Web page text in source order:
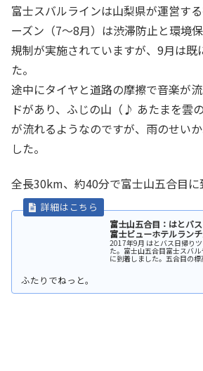
富士スバルラインは山梨県が運営す
ーズン（7〜8月）は渋滞防止と環境
規制が実施されていますが、9月は既
た。
途中にタイヤと道路の摩擦で音楽が
ドがあり、ふじの山（♪ あたまを雲
が流れるようなのですが、雨のせい
した。
全長30km、約40分で富士山五合目に
富士山五合目：はとバ
富士ビューホテルランチ
2017年9月 はとバス日帰り
た。富士山五合目富士スバ
に到着しました。五合目の